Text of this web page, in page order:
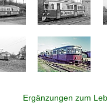
Ergänzungen zum